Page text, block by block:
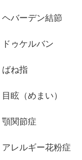
ヘバーデン結節
ドゥケルバン
ばね指
目眩（めまい）
顎関節症
アレルギー花粉症